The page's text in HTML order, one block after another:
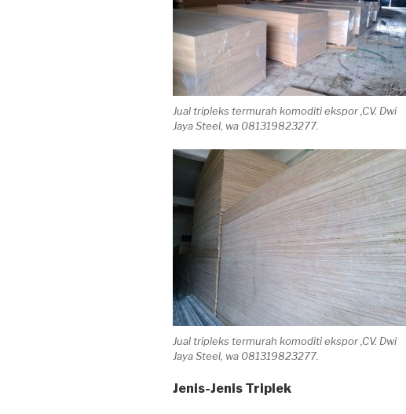
Jual tripleks termurah komoditi ekspor ,CV. Dwi
Jaya Steel, wa 081319823277.
Jual tripleks termurah komoditi ekspor ,CV. Dwi
Jaya Steel, wa 081319823277.
Jenis-Jenis Triplek